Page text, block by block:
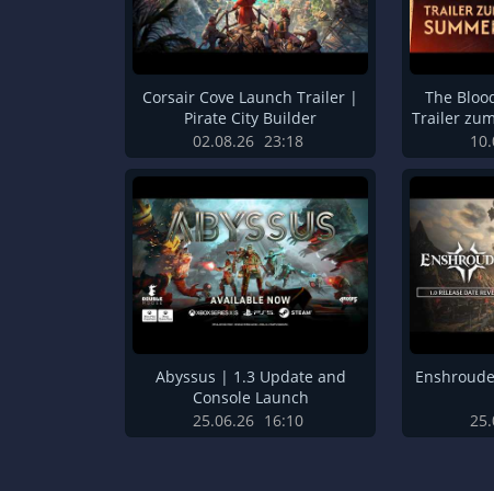
Corsair Cove Launch Trailer |
Pirate City Builder
02.08.26 23:18
The
Trailer
Abyssus | 1.3 Update and
Console Launch
25.06.26 16:10